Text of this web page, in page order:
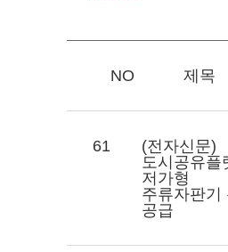
NO 제목
61
(전자신문)
도시공유플
저가형
주류자판기
공급